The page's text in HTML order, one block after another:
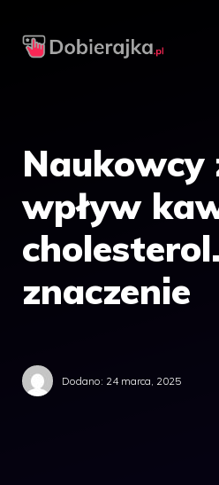
Naukowcy
wpływ
znaczenie
Dodano: 24 marca, 2025